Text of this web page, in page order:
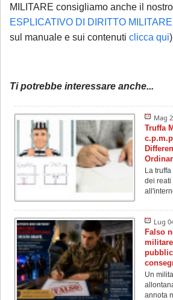
MILITARE consigliamo anche il nostro
ESPLICATIVO DI DIRITTO MILITARE
sul manuale e sui contenuti clicca qui
Ti potrebbe interessare anche...
Mag
Truffa
La
dei reati
Lug
Falso
Un
annota
email: la Sua richiesta
esclusivamente tramite
da parte dello Studio,
Se è già cliente dello
non strettamente urgenti
sullo stato della pratica,
gestione adempimenti
rinviabili) saranno prese in
a partire dal 1° settembre